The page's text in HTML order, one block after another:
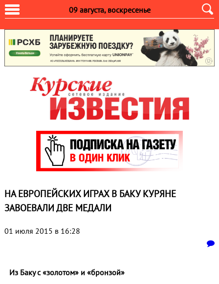
09 августа, воскресенье
НА ЕВРОПЕЙСКИХ ИГРАХ В БАКУ КУРЯНЕ
ЗАВОЕВАЛИ ДВЕ МЕДАЛИ
01 июля 2015 в 16:28
Из Баку с «золотом» и «бронзой»